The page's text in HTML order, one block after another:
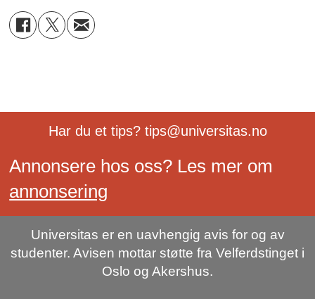
Har du et tips? tips@universitas.no
Annonsere hos oss? Les mer om
annonsering
Universitas er en uavhengig avis for og av
studenter. Avisen mottar støtte fra Velferdstinget i
Oslo og Akershus.